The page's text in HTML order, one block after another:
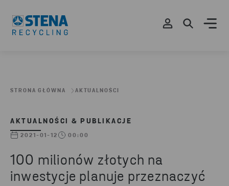
STRONA GŁÓWNA AKTUALNOŚCI
AKTUALNOŚCI & PUBLIKACJE
2021-01-12 00:00
100 milionów złotych na
inwestycje planuje przeznaczyć